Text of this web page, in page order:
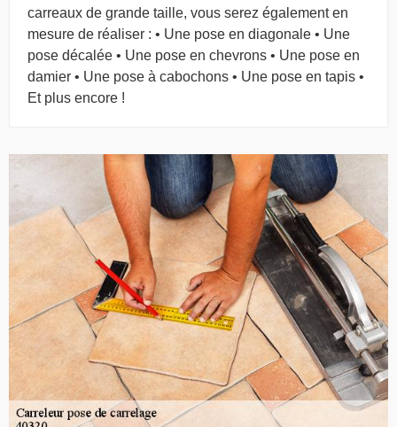
carreaux de grande taille, vous serez également en
mesure de réaliser : • Une pose en diagonale • Une
pose décalée • Une pose en chevrons • Une pose en
damier • Une pose à cabochons • Une pose en tapis •
Et plus encore !